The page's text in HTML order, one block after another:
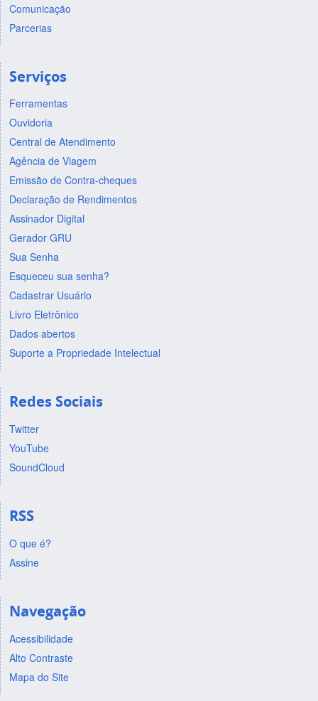
Comunicação
Parcerias
Serviços
Ferramentas
Ouvidoria
Central de Atendimento
Agência de Viagem
Emissão de Contra-cheques
Declaração de Rendimentos
Assinador Digital
Gerador GRU
Sua Senha
Esqueceu sua senha?
Cadastrar Usuário
Livro Eletrônico
Dados abertos
Suporte a Propriedade Intelectual
Redes Sociais
Twitter
YouTube
SoundCloud
RSS
O que é?
Assine
Navegação
Acessibilidade
Alto Contraste
Mapa do Site